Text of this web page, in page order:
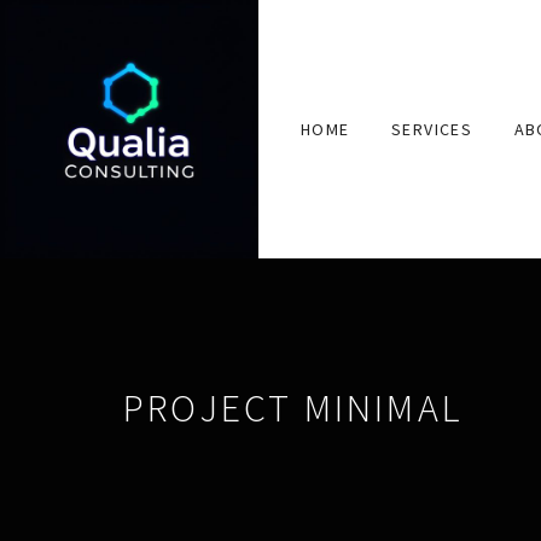
HOME SERVICES
PROJECT MINIMAL